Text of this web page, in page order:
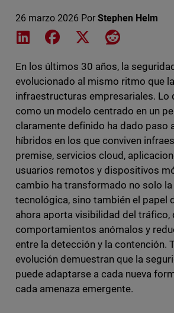
26 marzo 2026 Por Stephen Helm
Share on LinkedIn
Share on Facebook
Share on XShare on
En los últimos 30 años, la
evolucionado al mismo ritmo que
infraestructuras empresariales. Lo
como un modelo centrado en un
claramente definido ha dado paso
híbridos en los que conviven
premise, servicios cloud,
usuarios remotos y dispositivos
cambio ha transformado no solo
tecnológica, sino también el papel
ahora aporta visibilidad del tráfico,
comportamientos anómalos y
entre la detección y la contención.
evolución demuestran que la
puede adaptarse a cada nueva
cada amenaza emergente.